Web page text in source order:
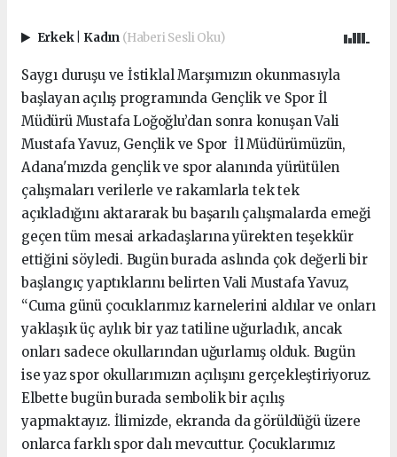
Erkek Kadın (Haberi Sesli Oku)
Saygı duruşu ve İstiklal Marşımızın okunmasıyla
başlayan açılış programında Gençlik ve Spor İl
Müdürü Mustafa Loğoğlu’dan sonra konuşan Vali
Mustafa Yavuz, Gençlik ve Spor İl Müdürümüzün,
Adana'mızda gençlik ve spor alanında yürütülen
çalışmaları verilerle ve rakamlarla tek tek
açıkladığını aktararak bu başarılı çalışmalarda emeği
geçen tüm mesai arkadaşlarına yürekten teşekkür
ettiğini söyledi. Bugün burada aslında çok değerli bir
başlangıç yaptıklarını belirten Vali Mustafa Yavuz,
“Cuma günü çocuklarımız karnelerini aldılar ve onları
yaklaşık üç aylık bir yaz tatiline uğurladık, ancak
onları sadece okullarından uğurlamış olduk. Bugün
ise yaz spor okullarımızın açılışını gerçekleştiriyoruz.
Elbette bugün burada sembolik bir açılış
yapmaktayız. İlimizde, ekranda da görüldüğü üzere
onlarca farklı spor dalı mevcuttur. Çocuklarımız